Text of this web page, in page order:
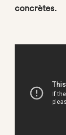
concrètes.